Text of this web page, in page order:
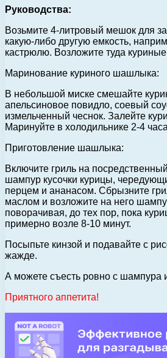
Руководства:
Возьмите 4-литровый мешок для
какую-либо другую емкость,
кастрюлю. Возложите туда куриные
Маринование куриного шашлыка:
В небольшой миске смешайте
апельсиновое повидло, соевый
измельченный чеснок. Залейте
Маринуйте в холодильнике 2-4
Приготовление шашлыка:
Включите гриль на
шампур кусочки курицы,
перцем и ананасом. Сбрызните
маслом и возложите на него
поворачивая, до тех пор, пока
примерно возле 8-10 минут.
Посыпьте кинзой и подавайте с
жажде.
А можете съесть ровно с шампура
Приятного аппетита!